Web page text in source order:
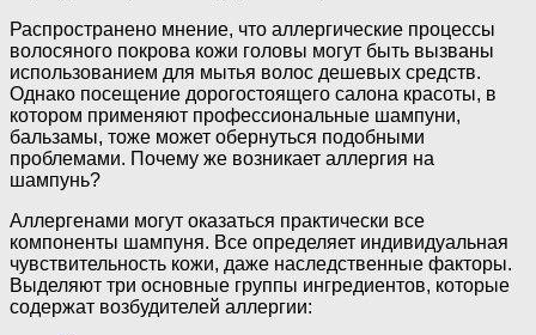
Распространено мнение, что аллергические процессы
волосяного покрова кожи головы могут быть вызваны
использованием для мытья волос дешевых средств.
Однако посещение дорогостоящего салона красоты, в
котором применяют профессиональные шампуни,
бальзамы, тоже может обернуться подобными
проблемами. Почему же возникает аллергия на
шампунь?
Аллергенами могут оказаться практически все
компоненты шампуня. Все определяет индивидуальная
чувствительность кожи, даже наследственные факторы.
Выделяют три основные группы ингредиентов, которые
содержат возбудителей аллергии: